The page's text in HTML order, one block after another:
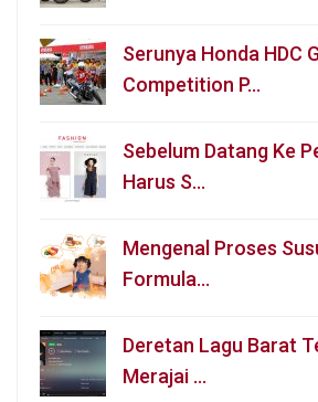
Serunya Honda HDC
Competition P…
Sebelum Datang Ke
Harus S…
Mengenal Proses
Formula…
Deretan Lagu Barat
Merajai …